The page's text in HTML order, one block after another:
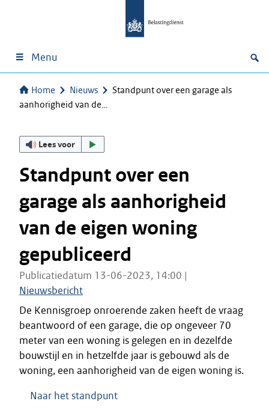
Menu
Home Nieuws
Standpunt over een garage als
aanhorigheid van de…
Lees voor
Standpunt over een
garage als aanhorigheid
van de eigen woning
gepubliceerd
Publicatiedatum 13-06-2023, 14:00 |
Nieuwsbericht
De Kennisgroep onroerende zaken heeft de vraag
beantwoord of een garage, die op ongeveer 70
meter van een woning is gelegen en in dezelfde
bouwstijl en in hetzelfde jaar is gebouwd als de
woning, een aanhorigheid van de eigen woning is.
Naar het standpunt